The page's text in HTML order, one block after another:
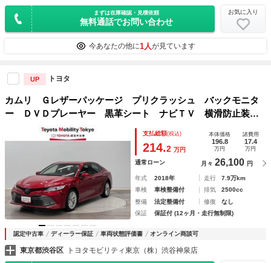
まずは在庫確認・見積依頼
無料通話でお問い合わせ
お気に入り
今あなたの他に1人が見ています
UP トヨタ
カムリ Ｇレザーパッケージ プリクラッシュ バックモニタ
ー ＤＶＤプレーヤー 黒革シート ナビＴＶ 横滑防止装
置 盗難防止システム 電動シート メモリ－ナビ ＬＥＤラ
ンプ スマートキー オートクルーズ ドライブレコーダ Ｅ
支払総額(税込)
214.2 万円
本体価格
196.8
万円
諸費用
17.4
万円
通常ローン 月々 26,100 円
年式 2018年 走行
7.9万km
車検
車検整備付 排気
2500cc
整備
法定整備付 修復
なし
保証
保証付 (12ヶ月・走行無制限)
認定中古車 ディーラー保証 車両状態評価書 オンライン商談可
東京都渋谷区 トヨタモビリティ東京（株）渋谷神泉店